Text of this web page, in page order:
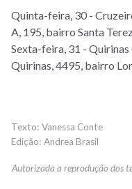
Quinta-feira, 30 -
A, 195, bairro Santa
Sexta-feira, 31 -
Quirinas, 4495, bairro
Vanessa Conte
Andrea Brasil